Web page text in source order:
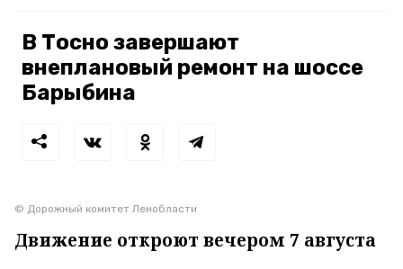
В Тосно завершают
внеплановый ремонт на шоссе
Барыбина
© Дорожный комитет Ленобласти
Движение откроют вечером 7 августа